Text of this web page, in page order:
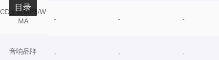
CD支持MP3/W
MA
音响品牌
- - -
- - -
目录